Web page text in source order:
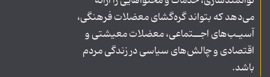
می‌دهد که بتواند گره‌گشای معضلات فرهنگی،
آسیـب‌های اجــتماعی، معضلات معیشتی و
اقتصادی و چالش‌های سیاسی در زندگی مردم
باشد.